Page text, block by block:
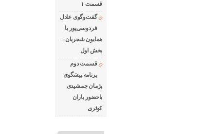
قسمت ۱
گفت‌وگوی عادل
فردوسی‌پور با
همایون شجریان –
بخش اول
قسمت دوم
برنامه پیشگوی
پژمان جمشیدی
باحضور باران
کوثری